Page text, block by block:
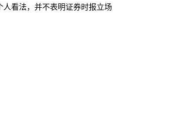
人看法，并不表明证券时报立场